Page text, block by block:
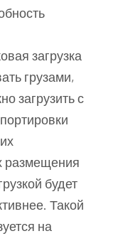
загрузка
грузами,
загрузить с
размещения
будет
Такой
на